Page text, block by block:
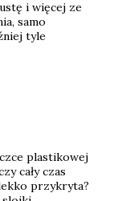
i więcej ze
samo
tyle
plastikowej
cały czas
przykryta?